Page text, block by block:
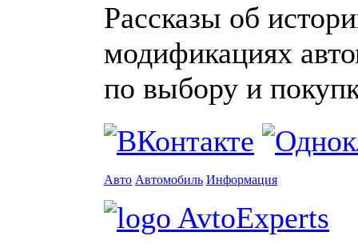
Рассказы об
модификациях
по выбору и
Авто Автомобиль Информация